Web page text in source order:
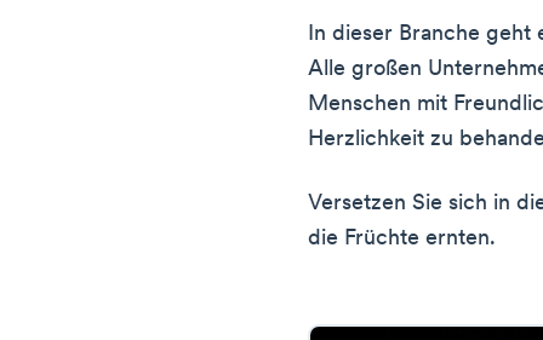
In dieser Branche geht
Alle großen
Menschen mit
Herzlichkeit zu
Versetzen Sie sich in
die Früchte ernten.